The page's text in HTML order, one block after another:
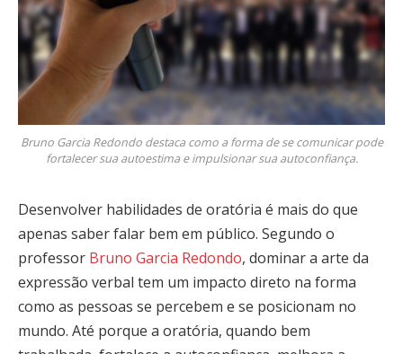
Bruno Garcia Redondo destaca como a forma de se comunicar pode
fortalecer sua autoestima e impulsionar sua autoconfiança.
Desenvolver habilidades de oratória é mais do que
apenas saber falar bem em público. Segundo o
professor Bruno Garcia Redondo, dominar a arte da
expressão verbal tem um impacto direto na forma
como as pessoas se percebem e se posicionam no
mundo. Até porque a oratória, quando bem